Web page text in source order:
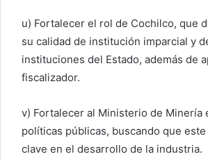
u) Fortalecer el rol de Cochilco, que
su calidad de institución imparcial y
instituciones del Estado, además de
fiscalizador.
v) Fortalecer al Ministerio de Minería
políticas públicas, buscando que
clave en el desarrollo de la industria.